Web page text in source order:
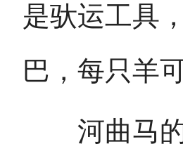
是驮运工具
巴，每只羊
河曲马的